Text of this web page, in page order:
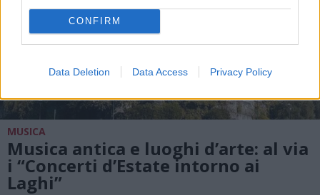
CONFIRM
Data Deletion Data Access Privacy Policy
MUSICA
Musica antica e luoghi d’arte: al via
i “Concerti d’Estate intorno ai
Laghi”